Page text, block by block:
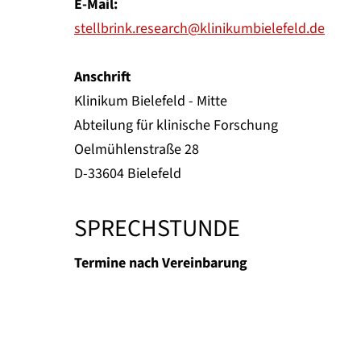
E-Mail:
stellbrink.research@klinikumbielefeld.de
Anschrift
Klinikum Bielefeld - Mitte
Abteilung für klinische Forschung
Oelmühlenstraße 28
D-33604 Bielefeld
SPRECHSTUNDE
Termine nach Vereinbarung